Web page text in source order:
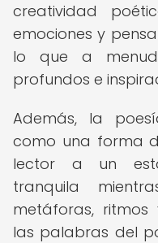
creatividad
emociones y
lo que a
profundos e
Además, la
como una forma
lector a un
tranquila
metáforas, ritmos
las palabras del